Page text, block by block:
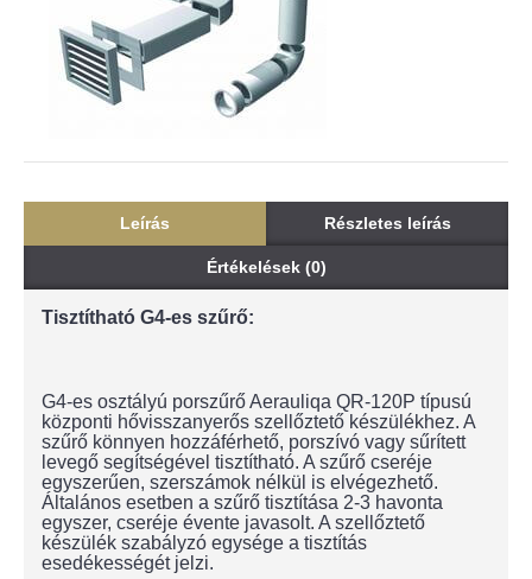
Leírás Részletes leírás
Értékelések (0)
Tisztítható G4-es szűrő:
G4-es osztályú porszűrő Aerauliqa QR-120P típusú
központi hővisszanyerős szellőztető készülékhez. A
szűrő könnyen hozzáférhető, porszívó vagy sűrített
levegő segítségével tisztítható. A szűrő cseréje
egyszerűen, szerszámok nélkül is elvégezhető.
Általános esetben a szűrő tisztítása 2-3 havonta
egyszer, cseréje évente javasolt. A szellőztető
készülék szabályzó egysége a tisztítás
esedékességét jelzi.